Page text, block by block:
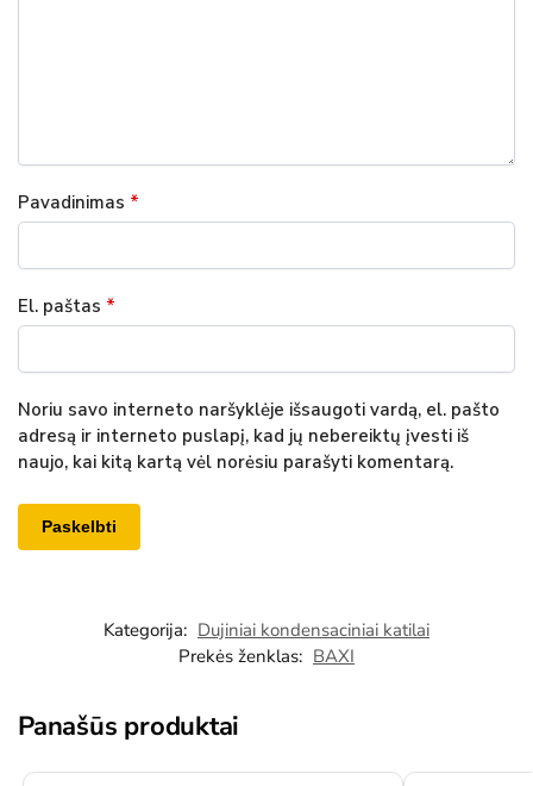
Pavadinimas *
El. paštas *
Noriu savo interneto naršyklėje išsaugoti vardą, el. pašto
adresą ir interneto puslapį, kad jų nebereiktų įvesti iš
naujo, kai kitą kartą vėl norėsiu parašyti komentarą.
Kategorija: Dujiniai kondensaciniai katilai
Prekės ženklas: BAXI
Panašūs produktai